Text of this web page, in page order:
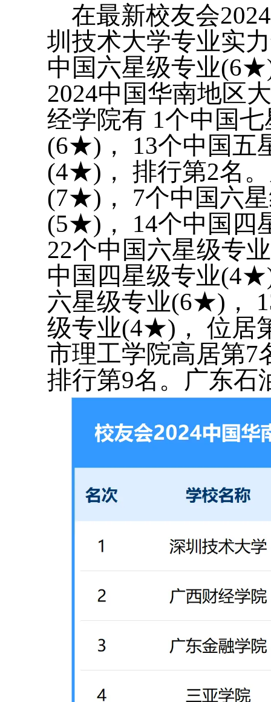
在最新校友会
圳技术大学专业实
中国六星级专业
2024中国华南地区
经学院有 1个中国
(6★)， 13个中国五
(4★)， 排行第2名
(7★)， 7个中国六
(5★)， 14个中国四
22个中国六星级专
中国四星级专业
六星级专业(6★)，
级专业(4★)， 位居
市理工学院高居第7
排行第9名。广东石